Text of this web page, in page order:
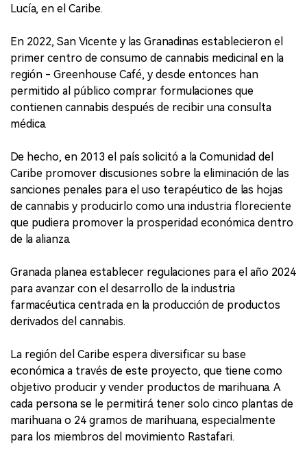
Lucía, en el Caribe.
En 2022, San Vicente y las Granadinas establecieron el
primer centro de consumo de cannabis medicinal en la
región - Greenhouse Café, y desde entonces han
permitido al público comprar formulaciones que
contienen cannabis después de recibir una consulta
médica.
De hecho, en 2013 el país solicitó a la Comunidad del
Caribe promover discusiones sobre la eliminación de las
sanciones penales para el uso terapéutico de las hojas
de cannabis y producirlo como una industria floreciente
que pudiera promover la prosperidad económica dentro
de la alianza.
Granada planea establecer regulaciones para el año 2024
para avanzar con el desarrollo de la industria
farmacéutica centrada en la producción de productos
derivados del cannabis.
La región del Caribe espera diversificar su base
económica a través de este proyecto, que tiene como
objetivo producir y vender productos de marihuana. A
cada persona se le permitirá tener solo cinco plantas de
marihuana o 24 gramos de marihuana, especialmente
para los miembros del movimiento Rastafari.